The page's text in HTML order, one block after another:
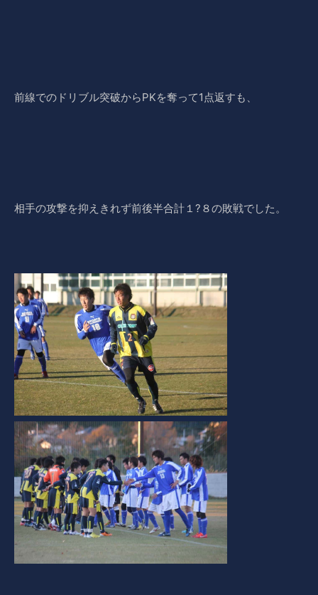
前線でのドリブル突破からPKを奪って1点返すも、
相手の攻撃を抑えきれず前後半合計１?８の敗戦でした。